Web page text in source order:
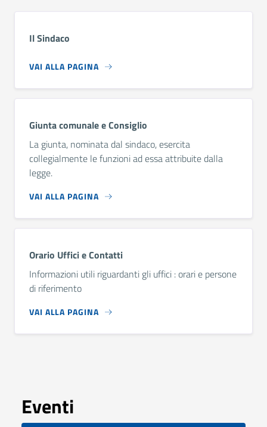
Il Sindaco
VAI ALLA PAGINA
Giunta comunale e Consiglio
La giunta, nominata dal sindaco, esercita
collegialmente le funzioni ad essa attribuite dalla
legge.
VAI ALLA PAGINA
Orario Uffici e Contatti
Informazioni utili riguardanti gli uffici : orari e persone
di riferimento
VAI ALLA PAGINA
Eventi